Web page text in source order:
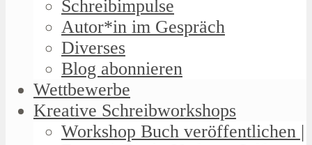
Schreibimpulse
Autor*in im Gespräch
Diverses
Blog abonnieren
Wettbewerbe
Kreative Schreibworkshops
Workshop Buch veröffentlichen |